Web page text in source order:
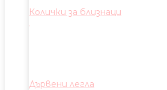
Колички за близнаци
Дървени легла